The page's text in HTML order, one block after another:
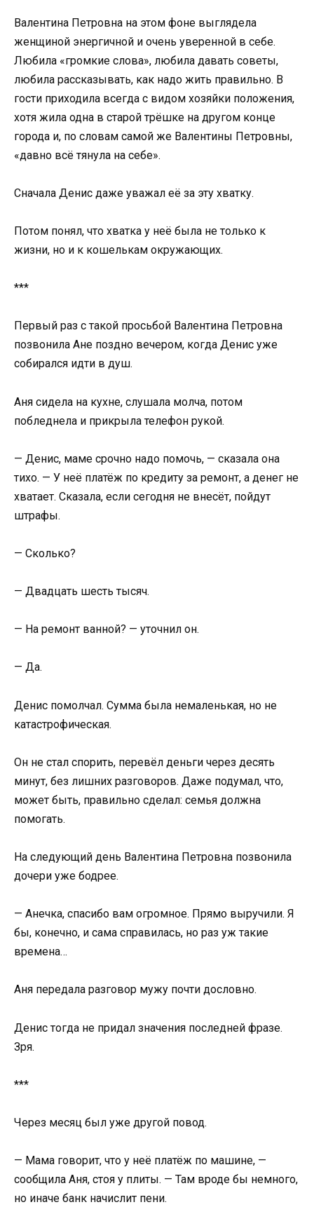
Валентина Петровна на этом фоне выглядела
женщиной энергичной и очень уверенной в себе.
Любила «громкие слова», любила давать советы,
любила рассказывать, как надо жить правильно. В
гости приходила всегда с видом хозяйки положения,
хотя жила одна в старой трёшке на другом конце
города и, по словам самой же Валентины Петровны,
«давно всё тянула на себе».
Сначала Денис даже уважал её за эту хватку.
Потом понял, что хватка у неё была не только к
жизни, но и к кошелькам окружающих.
***
Первый раз с такой просьбой Валентина Петровна
позвонила Ане поздно вечером, когда Денис уже
собирался идти в душ.
Аня сидела на кухне, слушала молча, потом
побледнела и прикрыла телефон рукой.
— Денис, маме срочно надо помочь, — сказала она
тихо. — У неё платёж по кредиту за ремонт, а денег не
хватает. Сказала, если сегодня не внесёт, пойдут
штрафы.
— Сколько?
— Двадцать шесть тысяч.
— На ремонт ванной? — уточнил он.
— Да.
Денис помолчал. Сумма была немаленькая, но не
катастрофическая.
Он не стал спорить, перевёл деньги через десять
минут, без лишних разговоров. Даже подумал, что,
может быть, правильно сделал: семья должна
помогать.
На следующий день Валентина Петровна позвонила
дочери уже бодрее.
— Анечка, спасибо вам огромное. Прямо выручили. Я
бы, конечно, и сама справилась, но раз уж такие
времена…
Аня передала разговор мужу почти дословно.
Денис тогда не придал значения последней фразе.
Зря.
***
Через месяц был уже другой повод.
— Мама говорит, что у неё платёж по машине, —
сообщила Аня, стоя у плиты. — Там вроде бы немного,
но иначе банк начислит пени.